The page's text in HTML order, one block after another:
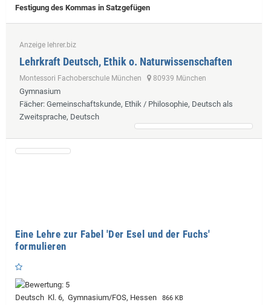
Festigung des Kommas in Satzgefügen
Anzeige lehrer.biz
Lehrkraft Deutsch, Ethik o. Naturwissenschaften
Montessori Fachoberschule München 80939 München
Gymnasium
Fächer: Gemeinschaftskunde, Ethik / Philosophie, Deutsch als
Zweitsprache, Deutsch
Eine Lehre zur Fabel 'Der Esel und der Fuchs'
formulieren
Deutsch Kl. 6, Gymnasium/FOS, Hessen 866 KB